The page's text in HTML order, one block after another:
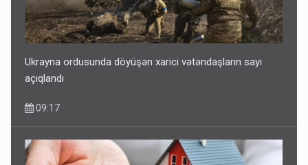
Ukrayna ordusunda döyüşən xarici vətəndaşların sayı
açıqlandı
09:17